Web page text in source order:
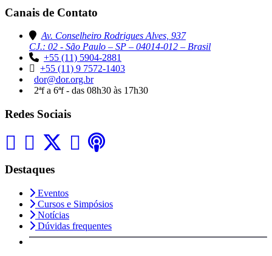
Canais de Contato
Av. Conselheiro Rodrigues Alves, 937
CJ.: 02 - São Paulo – SP – 04014-012 – Brasil
+55 (11) 5904-2881
+55 (11) 9 7572-1403
dor@dor.org.br
2ªf a 6ªf - das 08h30 às 17h30
Redes Sociais
Destaques
Eventos
Cursos e Simpósios
Notícias
Dúvidas frequentes